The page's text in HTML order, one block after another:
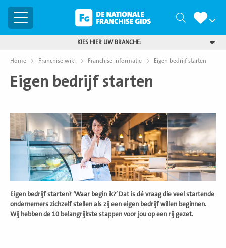
Menu Zoeken
KIES HIER UW BRANCHE:
Home Franchise wiki Franchise informatie Eigen bedrijf starten
Eigen bedrijf starten
Eigen bedrijf starten? ‘Waar begin ik?’ Dat is dé vraag die veel startende
ondernemers zichzelf stellen als zij een eigen bedrijf willen beginnen.
Wij hebben de 10 belangrijkste stappen voor jou op een rij gezet.